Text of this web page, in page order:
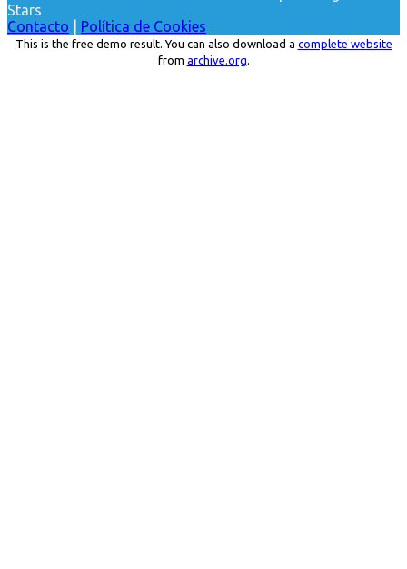
Stars
Contacto
Política de Cookies
This is the free demo result. You can also download a complete website
from archive.org.